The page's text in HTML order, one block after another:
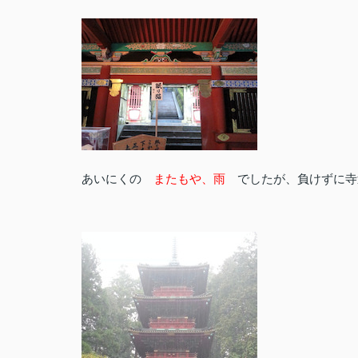
あいにくの またもや、雨 でしたが、負けずに